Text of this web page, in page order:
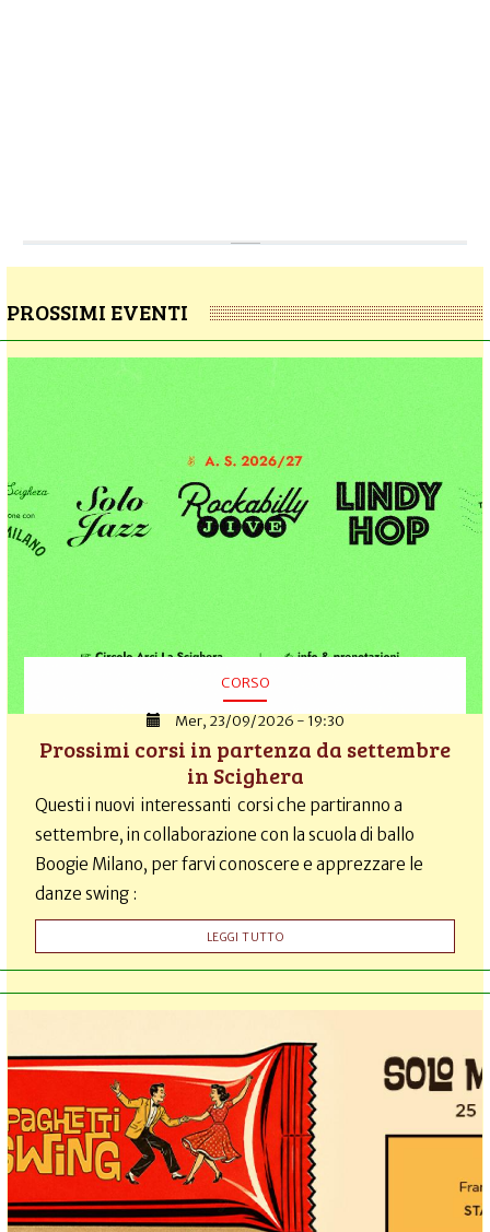
PROSSIMI EVENTI
CORSO
Mer, 23/09/2026 - 19:30
Prossimi corsi in partenza da settembre
in Scighera
Questi i nuovi interessanti corsi che partiranno a
settembre, in collaborazione con la scuola di ballo
Boogie Milano, per farvi conoscere e apprezzare le
danze swing :
LEGGI TUTTO